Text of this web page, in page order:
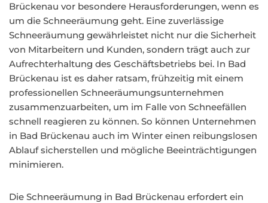
Brückenau vor besondere Herausforderungen, wenn es
um die Schneeräumung geht. Eine zuverlässige
Schneeräumung gewährleistet nicht nur die Sicherheit
von Mitarbeitern und Kunden, sondern trägt auch zur
Aufrechterhaltung des Geschäftsbetriebs bei. In Bad
Brückenau ist es daher ratsam, frühzeitig mit einem
professionellen Schneeräumungsunternehmen
zusammenzuarbeiten, um im Falle von Schneefällen
schnell reagieren zu können. So können Unternehmen
in Bad Brückenau auch im Winter einen reibungslosen
Ablauf sicherstellen und mögliche Beeinträchtigungen
minimieren.
Die Schneeräumung in Bad Brückenau erfordert ein